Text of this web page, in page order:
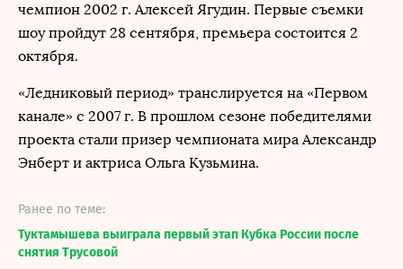
чемпион 2002 г. Алексей Ягудин. Первые съемки
шоу пройдут 28 сентября, премьера состоится 2
октября.
«Ледниковый период» транслируется на «Первом
канале» с 2007 г. В прошлом сезоне победителями
проекта стали призер чемпионата мира Александр
Энберт и актриса Ольга Кузьмина.
Ранее по теме:
Туктамышева выиграла первый этап Кубка России после
снятия Трусовой